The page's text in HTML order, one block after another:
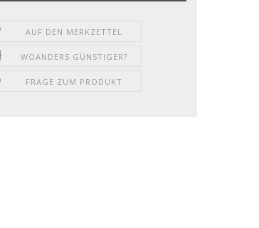
AUF DEN MERKZETTEL
WOANDERS GÜNSTIGER?
FRAGE ZUM PRODUKT